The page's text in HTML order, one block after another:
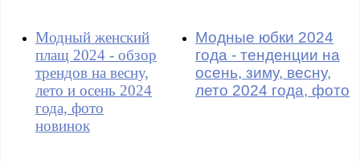
Модный женский
плащ 2024 - обзор
трендов на весну,
лето и осень 2024
года, фото
новинок
Модные юбки 2024
года - тенденции на
осень, зиму, весну,
лето 2024 года, фото